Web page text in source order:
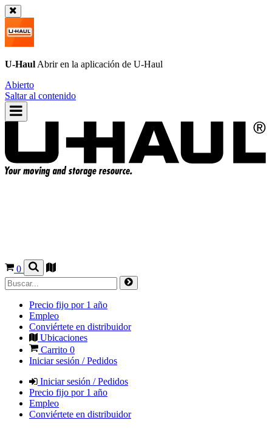
U-Haul Abrir en la aplicación de U-Haul
Abierto
Saltar al contenido
0
Precio fijo por 1 año
Empleo
Conviértete en distribuidor
Ubicaciones
Carrito 0
Iniciar sesión / Pedidos
Iniciar sesión / Pedidos
Precio fijo por 1 año
Empleo
Conviértete en distribuidor